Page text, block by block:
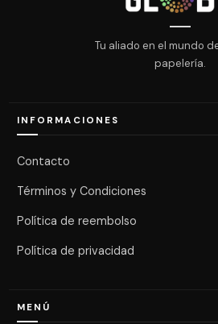
Tu aliado en el mundo
papelería.
INFORMACIONES
Contacto
Términos y Condiciones
Política de reembolso
Política de privacidad
MENÚ